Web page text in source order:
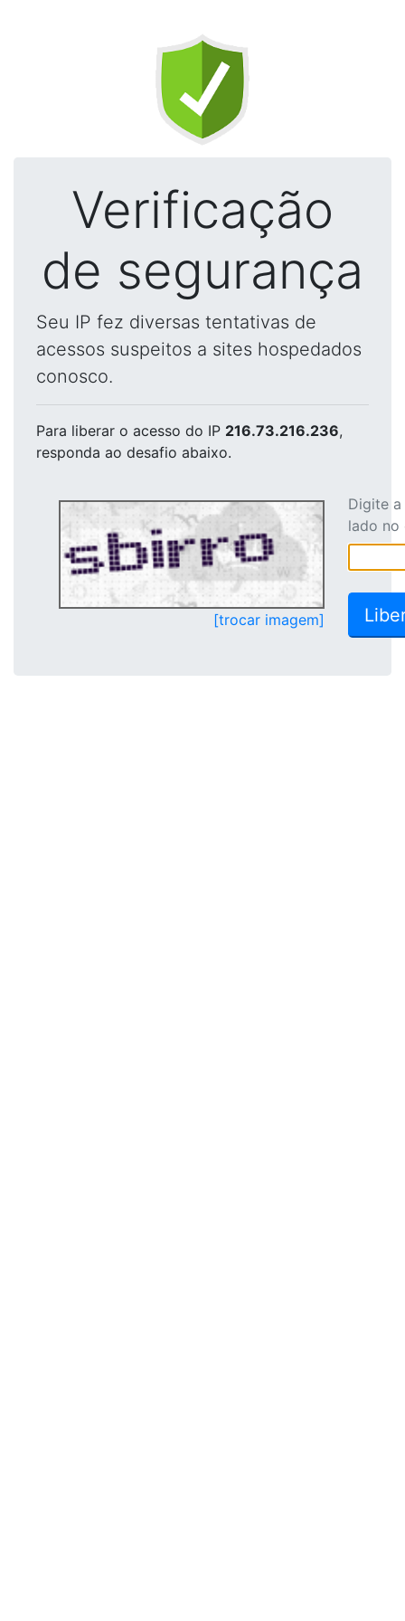
Verificação
de segurança
Seu IP fez diversas tentativas de
acessos suspeitos a sites hospedados
conosco.
Para liberar o acesso do IP 216.73.216.236,
responda ao desafio abaixo.
[trocar imagem]
Digite
lado no